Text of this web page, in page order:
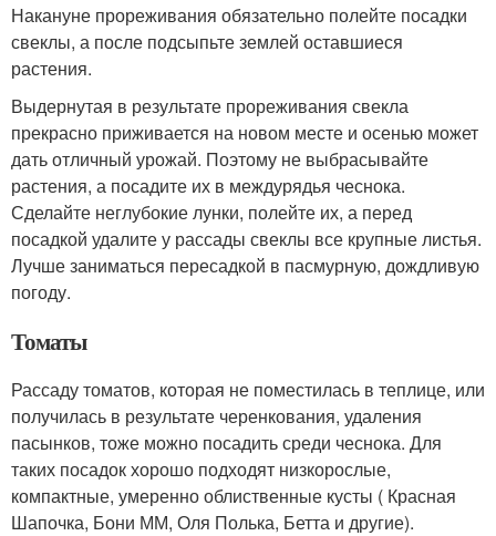
Накануне прореживания обязательно полейте посадки
свеклы, а после подсыпьте землей оставшиеся
растения.
Выдернутая в результате прореживания свекла
прекрасно приживается на новом месте и осенью может
дать отличный урожай. Поэтому не выбрасывайте
растения, а посадите их в междурядья чеснока.
Сделайте неглубокие лунки, полейте их, а перед
посадкой удалите у рассады свеклы все крупные листья.
Лучше заниматься пересадкой в пасмурную, дождливую
погоду.
Томаты
Рассаду томатов, которая не поместилась в теплице, или
получилась в результате черенкования, удаления
пасынков, тоже можно посадить среди чеснока. Для
таких посадок хорошо подходят низкорослые,
компактные, умеренно облиственные кусты ( Красная
Шапочка, Бони ММ, Оля Полька, Бетта и другие).